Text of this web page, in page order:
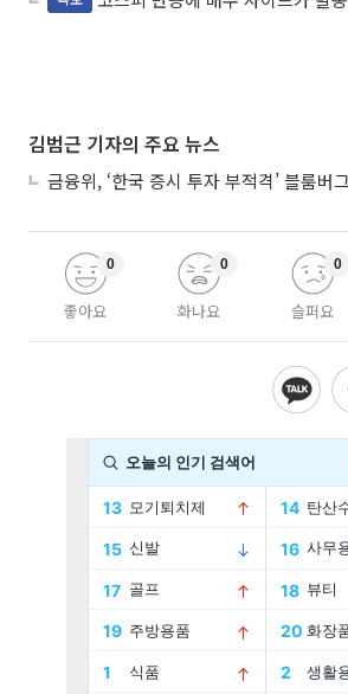
김범근 기자의 주요 뉴스
좋아요
0
화나요
0
슬퍼요
0